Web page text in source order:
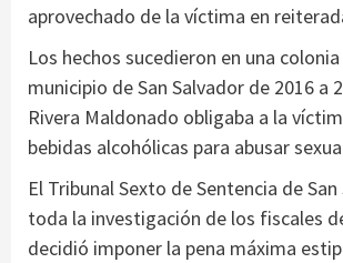
aprovechado de la víctima en
Los hechos sucedieron en una
municipio de San Salvador de 2016 a
Rivera Maldonado obligaba a la
bebidas alcohólicas para abusar
El Tribunal Sexto de Sentencia de
toda la investigación de los fiscales
decidió imponer la pena máxima